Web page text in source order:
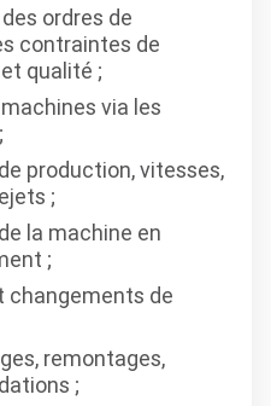
ordres de
contraintes de
qualité ;
via les
production, vitesses,
;
la machine en
;
changements de
remontages,
;